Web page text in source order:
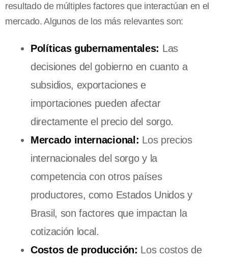
resultado de múltiples factores que interactúan en el
mercado. Algunos de los más relevantes son:
Políticas gubernamentales: Las
decisiones del gobierno en cuanto a
subsidios, exportaciones e
importaciones pueden afectar
directamente el precio del sorgo.
Mercado internacional: Los precios
internacionales del sorgo y la
competencia con otros países
productores, como Estados Unidos y
Brasil, son factores que impactan la
cotización local.
Costos de producción: Los costos de